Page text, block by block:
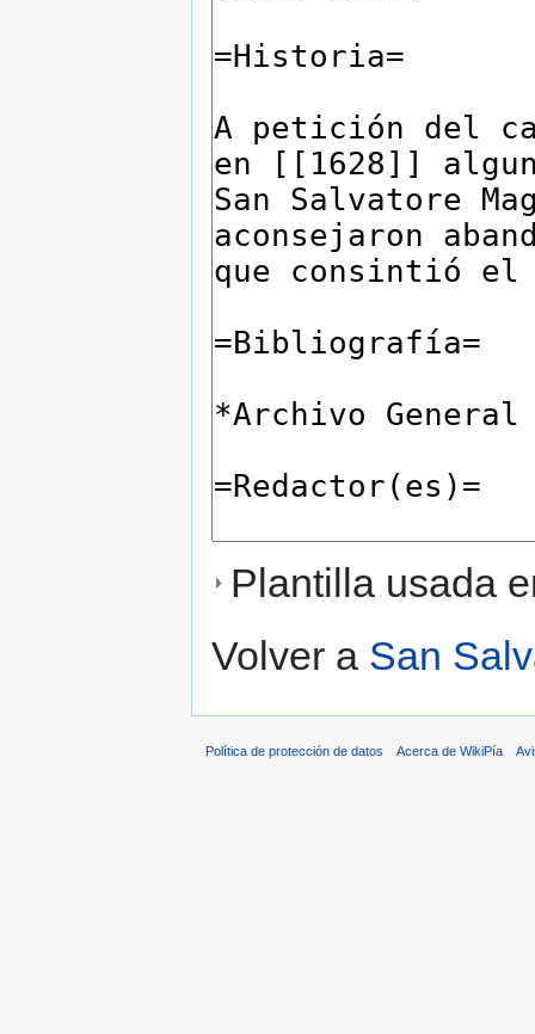
Plantilla usada
Volver a San
Política de protección de datos Acerca de WikiPía